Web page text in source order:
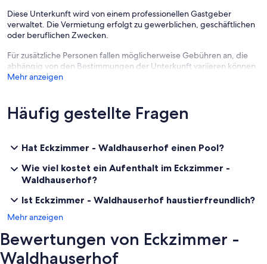
Diese Unterkunft wird von einem professionellen Gastgeber
verwaltet. Die Vermietung erfolgt zu gewerblichen, geschäftlichen
oder beruflichen Zwecken.
Für zusätzliche Personen fallen möglicherweise Gebühren an, die
abhängig von den Bestimmungen der Unterkunft variieren können.
Mehr anzeigen
Häufig gestellte Fragen
Hat Eckzimmer - Waldhauserhof einen Pool?
Wie viel kostet ein Aufenthalt im Eckzimmer -
Waldhauserhof?
Ist Eckzimmer - Waldhauserhof haustierfreundlich?
Mehr anzeigen
Bewertungen von Eckzimmer -
Waldhauserhof